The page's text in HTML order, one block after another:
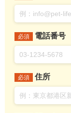
必須 電話番号
必須 住所